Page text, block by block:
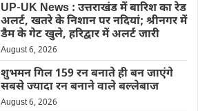
UP-UK News : उत्तराखंड में बारिश का रेड
अलर्ट, खतरे के निशान पर नदियां; श्रीनगर में
डैम के गेट खुले, हरिद्वार में अलर्ट जारी
August 6, 2026
शुभमन गिल 159 रन बनाते ही बन जाएंगे
सबसे ज्यादा रन बनाने वाले बल्लेबाज
August 6, 2026